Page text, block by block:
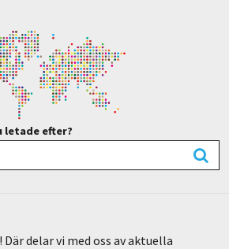
letade efter?
Där delar vi med oss av aktuella